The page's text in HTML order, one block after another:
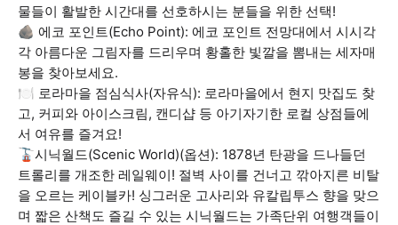
물들이 활발한 시간대를 선호하시는 분들을 위한 선택!
🪨 에코 포인트(Echo Point): 에코 포인트 전망대에서 시시각
각 아름다운 그림자를 드리우며 황홀한 빛깔을 뽐내는 세자매
봉을 찾아보세요.
🍽️ 로라마을 점심식사(자유식): 로라마을에서 현지 맛집도 찾
고, 커피와 아이스크림, 캔디샵 등 아기자기한 로컬 상점들에
서 여유를 즐겨요!
🚡시닉월드(Scenic World)(옵션): 1878년 탄광을 드나들던
트롤리를 개조한 레일웨이! 절벽 사이를 건너고 깎아지른 비탈
을 오르는 케이블카! 싱그러운 고사리와 유칼립투스 향을 맞으
며 짧은 산책도 즐길 수 있는 시닉월드는 가족단위 여행객들이